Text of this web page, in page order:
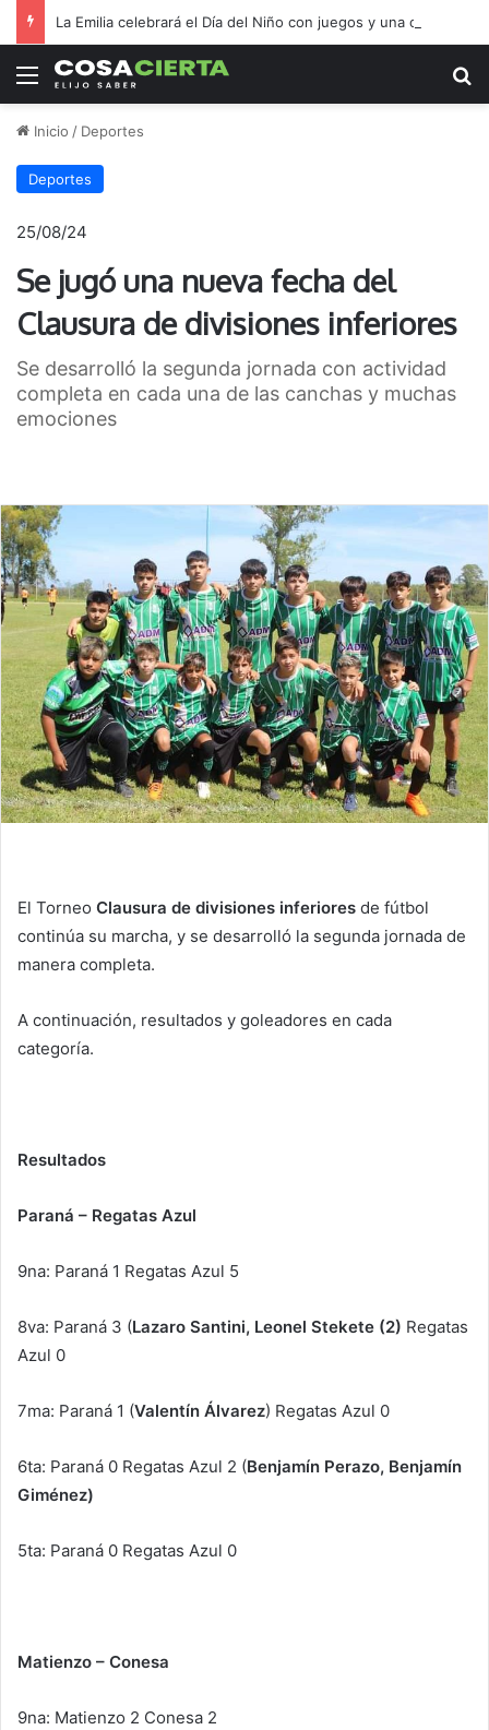
Menú
Inicio / Deportes
Deportes
25/08/24
Se jugó una nueva fecha del
Clausura de divisiones inferiores
Se desarrolló la segunda jornada con actividad
completa en cada una de las canchas y muchas
emociones
El Torneo Clausura de divisiones inferiores de fútbol
continúa su marcha, y se desarrolló la segunda jornada de
manera completa.
A continuación, resultados y goleadores en cada
categoría.
Resultados
Paraná – Regatas Azul
9na: Paraná 1 Regatas Azul 5
8va: Paraná 3 (Lazaro Santini, Leonel Stekete (2) Regatas
Azul 0
7ma: Paraná 1 (Valentín Álvarez) Regatas Azul 0
6ta: Paraná 0 Regatas Azul 2 (Benjamín Perazo, Benjamín
Giménez)
5ta: Paraná 0 Regatas Azul 0
Matienzo – Conesa
9na: Matienzo 2 Conesa 2